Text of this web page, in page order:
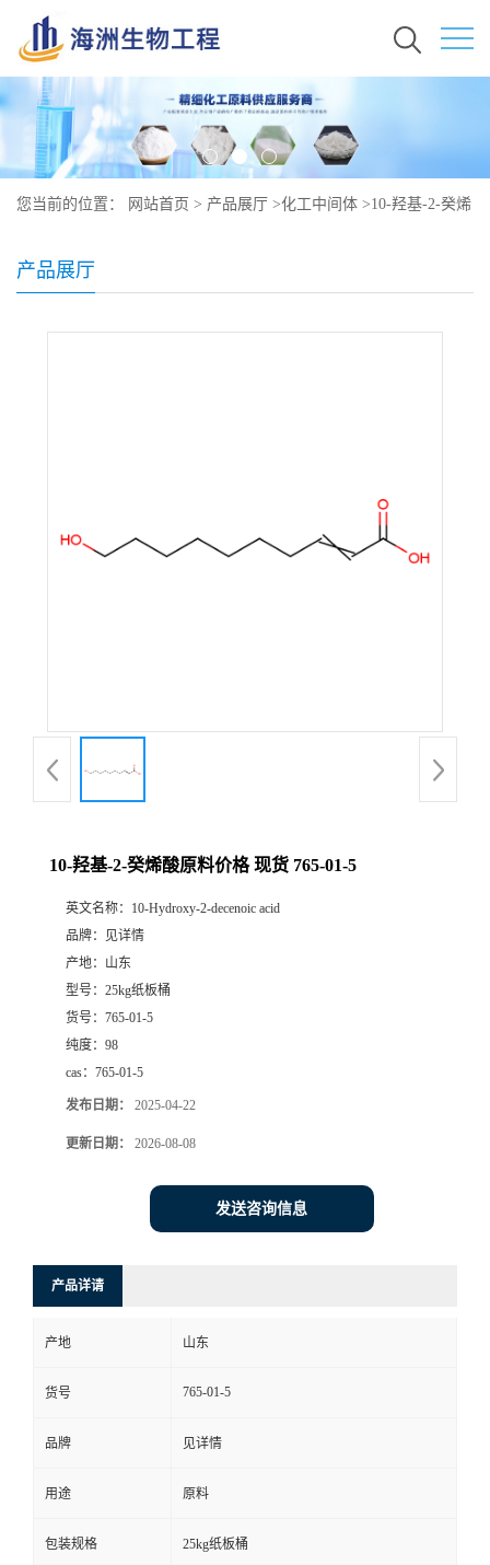
您当前的位置： 网站首页 > 产品展厅 >化工中间体 >10-羟基-2-癸烯
产品展厅
10-羟基-2-癸烯酸原料价格 现货 765-01-5
英文名称： 10-Hydroxy-2-decenoic acid
品牌：
见详情
产地： 山东
型号： 25kg纸板桶
货号： 765-01-5
纯度： 98
cas： 765-01-5
发布日期： 2025-04-22
更新日期： 2026-08-08
发送咨询信息
产品详请
产地 山东
货号 765-01-5
品牌 见详情
用途 原料
包装规格 25kg纸板桶